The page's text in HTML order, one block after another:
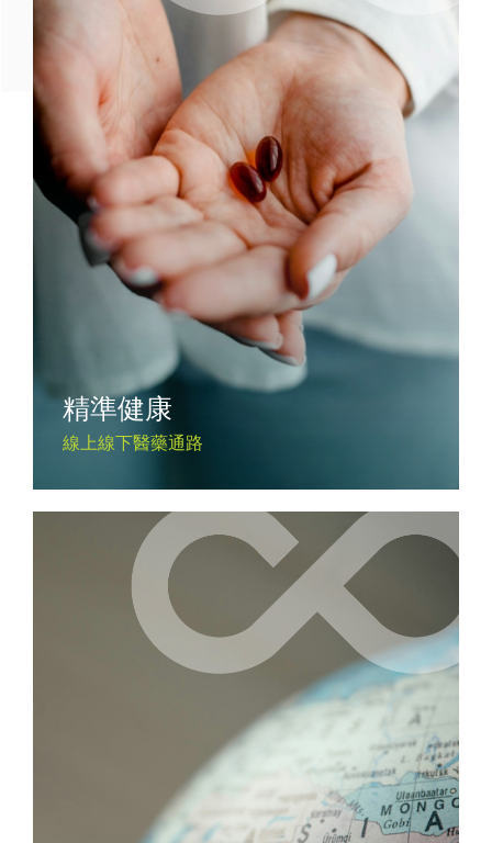
精準健康
線上線下醫藥通路